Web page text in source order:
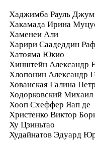
Хаджимба Рауль
Хакамада Ирина
Хаменеи Али
Харири Саадеддин
Хатояма Юкио
Хинштейн Александр
Хлопонин Александр
Хованская Галина
Ходорковский Михаил
Хооп Схеффер Яап де
Христенко Виктор
Ху Цзиньтао
Худайнатов Эдуард